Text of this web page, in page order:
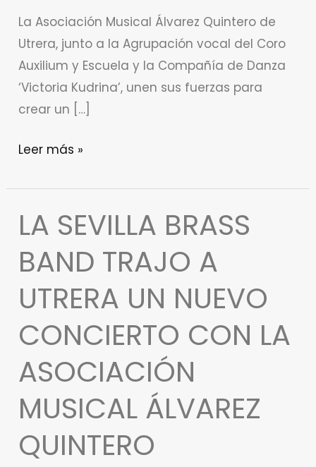
La Asociación Musical Álvarez Quintero de
Utrera, junto a la Agrupación vocal del Coro
Auxilium y Escuela y la Compañía de Danza
‘Victoria Kudrina’, unen sus fuerzas para
crear un […]
(con
video)
Leer más »
LA SEVILLA BRASS
BAND TRAJO A
UTRERA UN NUEVO
CONCIERTO CON LA
ASOCIACIÓN
MUSICAL ÁLVAREZ
QUINTERO
La
Sevilla
Brass
trajo
a
Utrera
un
concierto
con
la